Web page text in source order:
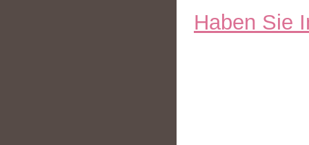
Haben Sie